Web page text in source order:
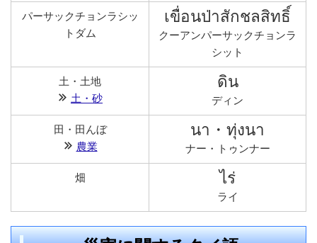
パーサックチョンラシッ
トダム
เขื่อนป่าสักชลสิทธิ์
クーアンパーサックチョンラ
シット
土・土地
土・砂
ดิน
ディン
田・田んぼ
農業
นา・ทุ่งนา
ナー・トゥンナー
畑 ไร่
ライ